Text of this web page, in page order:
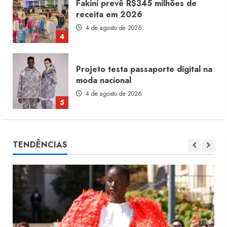
5
Projeto testa passaporte digital na
moda nacional
4 de agosto de 2026
1
Dia dos Pais reforça retomada da
moda no varejo
7 de agosto de 2026
2
Renata Caixeta assume Movimento
Sou de Algodão
TENDÊNCIAS